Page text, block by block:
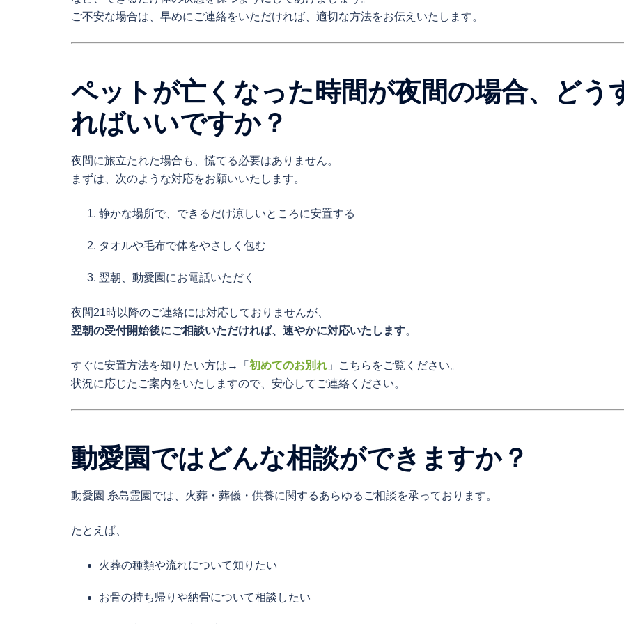
ご不安な場合は、早めにご連絡をいただければ、適切な方法をお伝えいたします。
ペットが亡くなった時間が夜間の場合、どう
ればいいですか？
夜間に旅立たれた場合も、慌てる必要はありません。
まずは、次のような対応をお願いいたします。
静かな場所で、できるだけ涼しいところに安置する
タオルや毛布で体をやさしく包む
翌朝、動愛園にお電話いただく
夜間21時以降のご連絡には対応しておりませんが、
翌朝の受付開始後にご相談いただければ、速やかに対応いたします。
すぐに安置方法を知りたい方は→「 初めてのお別れ 」こちらをご覧ください。
状況に応じたご案内をいたしますので、安心してご連絡ください。
動愛園ではどんな相談ができますか？
動愛園 糸島霊園では、火葬・葬儀・供養に関するあらゆるご相談を承っております。
たとえば、
火葬の種類や流れについて知りたい
お骨の持ち帰りや納骨について相談したい